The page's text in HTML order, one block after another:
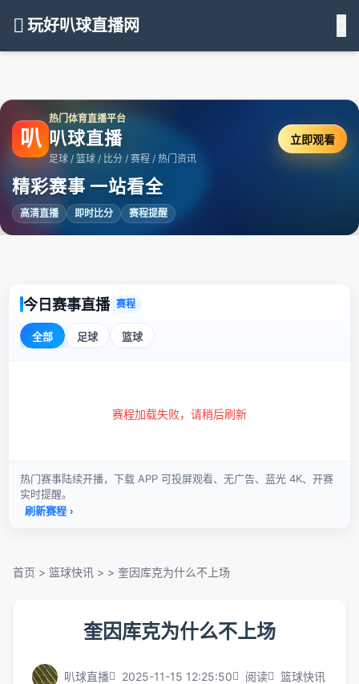
玩好叭球直播网
叭
热门体育直播平台
叭球直播
足球 / 篮球 / 比分 / 赛程 / 热门资讯
精彩赛事 一站看全
高清直播 即时比分 赛程提醒
立即观看
首页 > 篮球快讯 > > 奎因库克为什么不上场
奎因库克为什么不上场
叭球直播 2025-11-15 12:25:50 阅读 篮球快讯